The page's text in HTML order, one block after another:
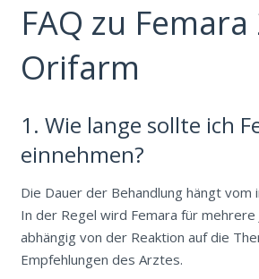
FAQ zu
Orifarm
1. Wie lange sollte ich
einnehmen?
Die Dauer der Behandlung hängt vom
In der Regel wird Femara für mehrere
abhängig von der Reaktion auf die
Empfehlungen des Arztes.